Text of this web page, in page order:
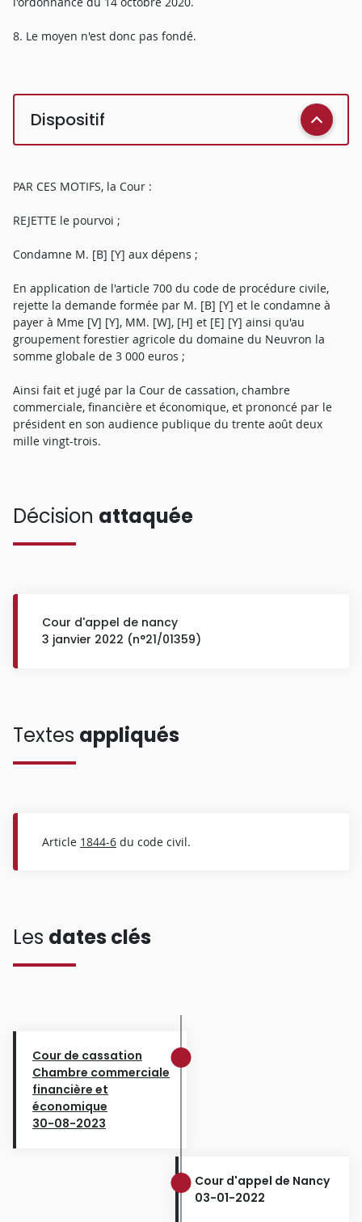
8. Le moyen n'est donc pas fondé.
Dispositif
PAR CES MOTIFS, la Cour :
REJETTE le pourvoi ;
Condamne M. [B] [Y] aux dépens ;
En application de l'article 700 du code de procédure civile,
rejette la demande formée par M. [B] [Y] et le condamne à
payer à Mme [V] [Y], MM. [W], [H] et [E] [Y] ainsi qu'au
groupement forestier agricole du domaine du Neuvron la
somme globale de 3 000 euros ;
Ainsi fait et jugé par la Cour de cassation, chambre
commerciale, financière et économique, et prononcé par le
président en son audience publique du trente août deux
mille vingt-trois.
Décision attaquée
Cour d'appel de nancy
3 janvier 2022 (n°21/01359)
Textes appliqués
Article 1844-6 du code civil.
Les dates clés
Cour de cassation
Chambre commerciale
financière et
économique
30-08-2023
Cour d'appel de Nancy
03-01-2022